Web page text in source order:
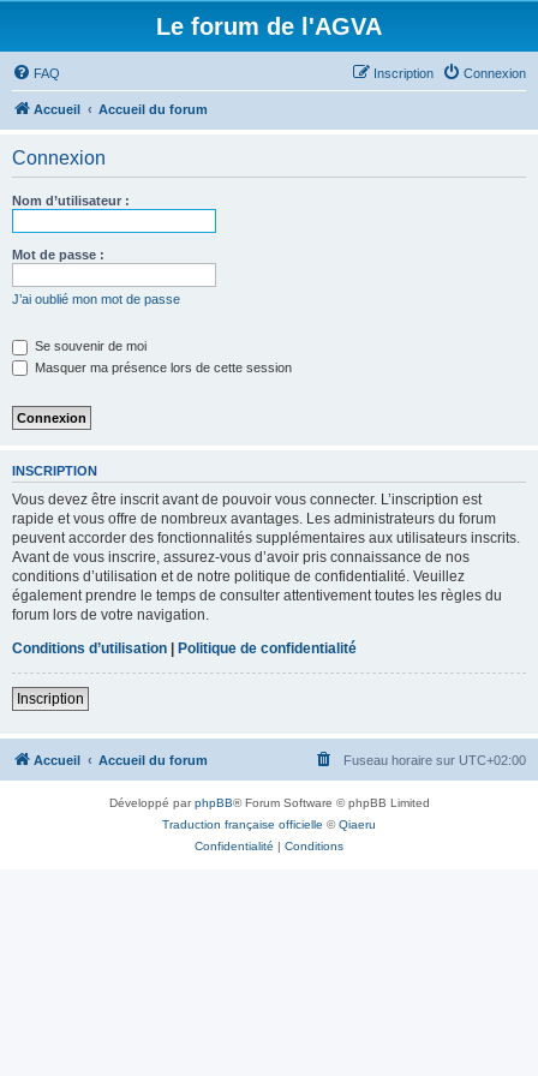
Le forum de l'AGVA
FAQ Connexion
Inscription
Accueil Accueil du forum
Connexion
Nom d’utilisateur :
Mot de passe :
J’ai oublié mon mot de passe
Se souvenir de moi
Masquer ma présence lors de cette session
INSCRIPTION
Vous devez être inscrit avant de pouvoir vous connecter. L’inscription est
rapide et vous offre de nombreux avantages. Les administrateurs du forum
peuvent accorder des fonctionnalités supplémentaires aux utilisateurs inscrits.
Avant de vous inscrire, assurez-vous d’avoir pris connaissance de nos
conditions d’utilisation et de notre politique de confidentialité. Veuillez
également prendre le temps de consulter attentivement toutes les règles du
forum lors de votre navigation.
Conditions d’utilisation | Politique de confidentialité
Inscription
Accueil Accueil du forum Fuseau horaire sur UTC+02:00
Développé parphpBB® Forum Software © phpBB Limited
Traduction française officielle ©Qiaeru
Confidentialité | Conditions